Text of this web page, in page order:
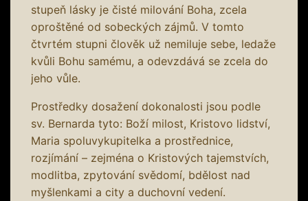
stupeň lásky je čisté milování Boha, zcela
oproštěné od sobeckých zájmů. V tomto
čtvrtém stupni člověk už nemiluje sebe, ledaže
kvůli Bohu samému, a odevzdává se zcela do
jeho vůle.
Prostředky dosažení dokonalosti jsou podle
sv. Bernarda tyto: Boží milost, Kristovo lidství,
Maria spoluvykupitelka a prostřednice,
rozjímání – zejména o Kristových tajemstvích,
modlitba, zpytování svědomí, bdělost nad
myšlenkami a city a duchovní vedení.